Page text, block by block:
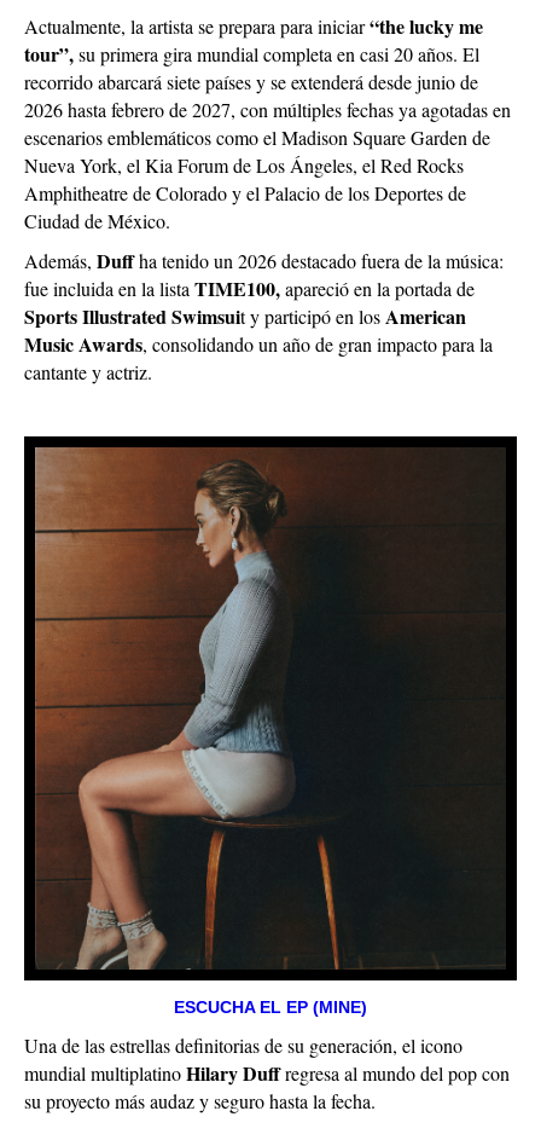
Actualmente, la artista se prepara para iniciar“the lucky me
tour”,su primera gira mundial completa en casi 20 años. El
recorrido abarcará siete países y se extenderá desde junio de
2026 hasta febrero de 2027, con múltiples fechas ya agotadas en
escenarios emblemáticos como el Madison Square Garden de
Nueva York, el Kia Forum de Los Ángeles, el Red Rocks
Amphitheatre de Colorado y el Palacio de los Deportes de
Ciudad de México.
Además, Duffha tenido un 2026 destacado fuera de la música:
fue incluida en la lista TIME100,apareció en la portada de
Sports Illustrated Swimsuit y participó en losAmerican
Music Awards, consolidando un año de gran impacto para la
cantante y actriz.
ESCUCHA EL EP (MINE)
Una de las estrellas definitorias de su generación, el icono
mundial multiplatinoHilary Duffregresa al mundo del pop con
su proyecto más audaz y seguro hasta la fecha.